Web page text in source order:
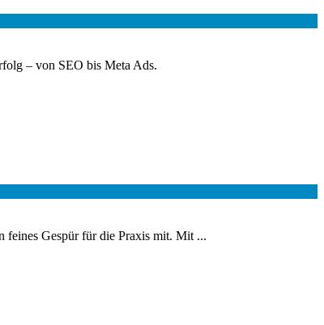
– von SEO bis Meta Ads.
feines Gespür für die Praxis mit. Mit ...